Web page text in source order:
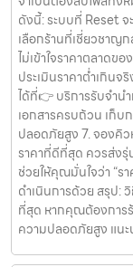
ดังนี้: ระบบที่ Reset จ
เลือกร้านที่เชี่ยวชาญ
ไม่เข้าใจราคาตลาดข
ประเมินราคาต่ำเกินจ
ได้ที่👉 บริการรับจำน
เอกสารครบถ้วน เก็
ปลอดภัยสูง 7. จองคิว
ราคาที่ดีที่สุด ควรส่ง
ช่วยให้คุณมั่นใจว่า “ร
ดำเนินการด้วย สรุป:
ที่สุด หากคุณต้องการ
ความปลอดภัยสูง แน